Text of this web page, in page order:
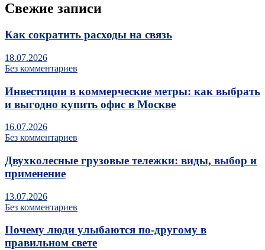
Свежие записи
Как сократить расходы на связь
18.07.2026
Без комментариев
Инвестиции в коммерческие метры: как выбрать
и выгодно купить офис в Москве
16.07.2026
Без комментариев
Двухколесные грузовые тележки: виды, выбор и
применение
13.07.2026
Без комментариев
Почему люди улыбаются по‑другому в
правильном свете